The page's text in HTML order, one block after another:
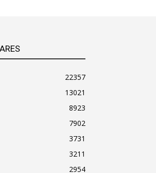
22357
13021
8923
7902
3731
3211
2954